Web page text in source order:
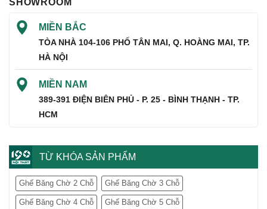
SHOWROOM
MIỀN BẮC
TÒA NHÀ 104-106 PHỐ TÂN MAI, Q. HOÀNG MAI, TP.
HÀ NỘI
MIỀN NAM
389-391 ĐIỆN BIÊN PHỦ - P. 25 - BÌNH THẠNH - TP.
HCM
TỪ KHÓA SẢN PHẨM
Ghế Băng Chờ 2 Chỗ Ghế Băng Chờ 3 Chỗ
Ghế Băng Chờ 4 Chỗ Ghế Băng Chờ 5 Chỗ